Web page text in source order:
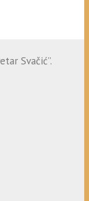
Svačić”.